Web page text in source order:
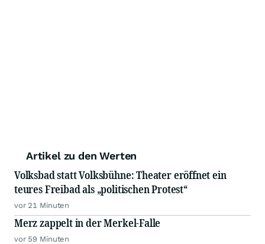
Artikel zu den Werten
Volksbad statt Volksbühne: Theater eröffnet ein
teures Freibad als „politischen Protest“
vor 21 Minuten
Merz zappelt in der Merkel-Falle
vor 59 Minuten